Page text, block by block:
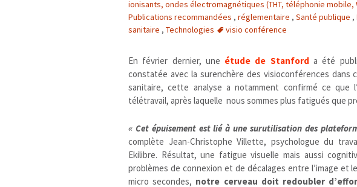
Biodiversité
Contamination
Déchets
Eau
Énergies
Environnement
Études
ionisants, ondes électromagnétiques (THT, téléphonie mobile,
Publications recommandées , réglementaire , Santé publique ,
sanitaire , Technologies visio conférence
En février dernier, une étude de Stanford a été
constatée avec la surenchère des visioconférences
sanitaire, cette analyse a notamment confirmé ce que
télétravail, après laquelle nous sommes plus fatigués que
« Cet épuisement est lié à une surutilisation des
complète Jean-Christophe Villette, psychologue du
Ekilibre. Résultat, une fatigue visuelle mais aussi
problèmes de connexion et de décalages entre l’image et
micro secondes, notre cerveau doit redoubler